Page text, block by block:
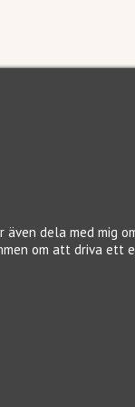
dela med mig
om att driva ett